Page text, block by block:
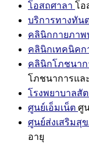
โอสถศาลา โอ
บริการทางทัน
คลินิกกายภาพ
คลินิกเทคนิคก
คลินิกโภชนาก
โภชนาการแล
โรงพยาบาลสั
ศูนย์เอ็มเน็ต ศู
ศูนย์ส่งเสริมสุ
อายุ